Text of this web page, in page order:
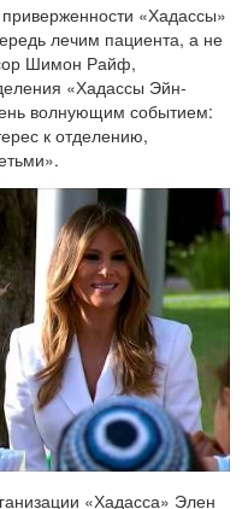
«Хадассы»
лечим пациента, а не
Шимон Райф,
«Хадассы Эйн-
волнующим событием:
к отделению,
«Хадасса» Элен